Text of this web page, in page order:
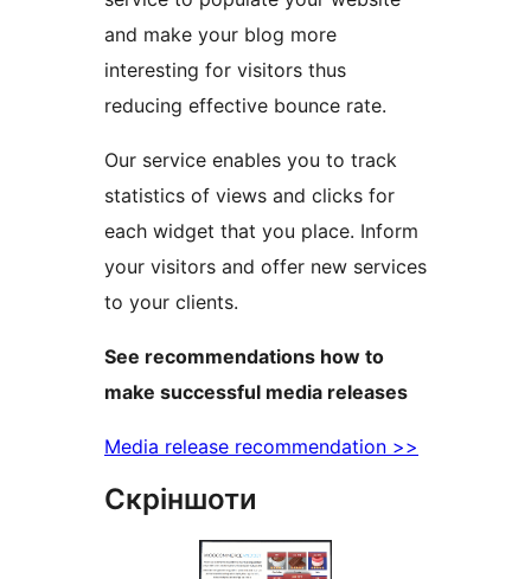
and make your blog more
interesting for visitors thus
reducing effective bounce rate.
Our service enables you to track
statistics of views and clicks for
each widget that you place. Inform
your visitors and offer new services
to your clients.
See recommendations how to
make successful media releases
Media release recommendation >>
Скріншоти